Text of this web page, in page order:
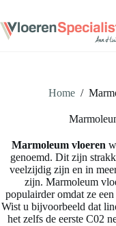
de
inhoud
Home /
Marmoleum vloeren
genoemd. Dit zijn
veelzijdig zijn en in
zijn. Marmoleum
populairder omdat ze
Wist u bijvoorbeeld dat
het zelfs de eerste C02